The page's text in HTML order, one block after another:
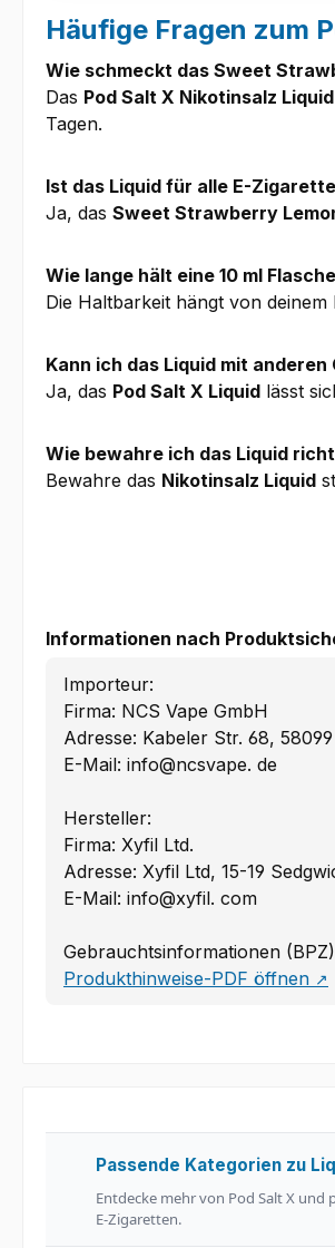
Häufige Fragen zum
Wie schmeckt das Sweet
Das Pod Salt X Nikotinsalz Liquid
Tagen.
Ist das Liquid für alle E-
Ja, das Sweet Strawberry
Wie lange hält eine 10 ml
Die Haltbarkeit hängt von
Kann ich das Liquid mit
Ja, das Pod Salt X Liquid lässt
Wie bewahre ich das Liquid
Bewahre das Nikotinsalz Liquid
Informationen nach
Importeur:
Firma: NCS Vape GmbH
Adresse: Kabeler Str. 68,
E-Mail: info@ncsvape. de
Hersteller:
Firma: Xyfil Ltd.
Adresse: Xyfil Ltd, 15-19
E-Mail: info@xyfil. com
Gebrauchtsinformationen
Produkthinweise-PDF öffnen ↗
Passende Kategorien zu
Entdecke mehr von Pod Salt X
E-Zigaretten.